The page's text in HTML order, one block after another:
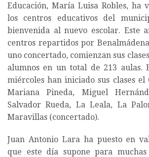
Educación, María Luisa Robles, ha
los centros educativos del
bienvenida al nuevo escolar. Este
centros repartidos por
uno concertado, comienzan sus
alumnos en un total de 213 aulas.
miércoles han iniciado sus clases el
Mariana Pineda, Miguel
Salvador Rueda, La Leala, La
Maravillas (concertado).
Juan Antonio Lara ha puesto en
que este día supone para